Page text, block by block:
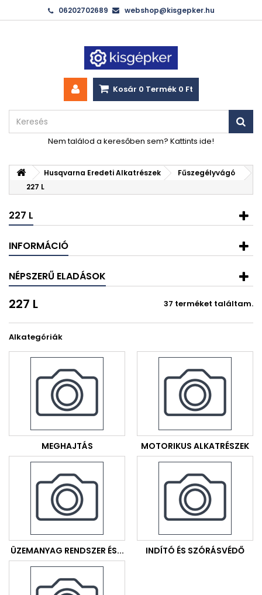
06202702689 webshop@kisgepker.hu
Kosár 0 Termék 0 Ft‎
Nem találod a keresőben sem? Kattints ide!
Husqvarna Eredeti Alkatrészek
Fűszegélyvágó
227 L
227 L
INFORMÁCIÓ
NÉPSZERŰ ELADÁSOK
227 L 37 terméket találtam.
Alkategóriák
MEGHAJTÁS MOTORIKUS ALKATRÉSZEK
ÜZEMANYAG RENDSZER ÉS... INDÍTÓ ÉS SZÓRÁSVÉDŐ